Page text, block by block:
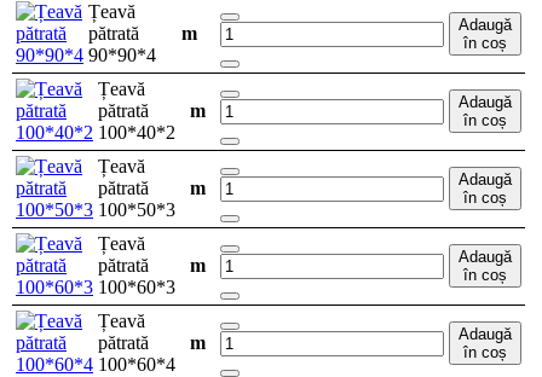
Țeavă
pătrată
90*90*4
m
Adaugă
în coș
Țeavă
pătrată
100*40*2
m
Adaugă
în coș
Țeavă
pătrată
100*50*3
m
Adaugă
în coș
Țeavă
pătrată
100*60*3
m
Adaugă
în coș
Țeavă
pătrată
100*60*4
m
Adaugă
în coș